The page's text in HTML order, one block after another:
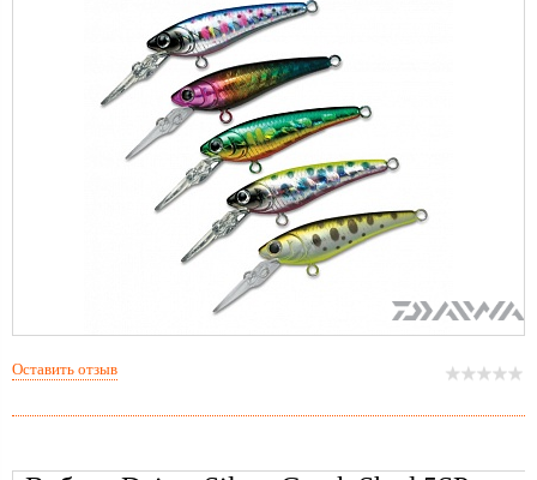
Оставить отзыв